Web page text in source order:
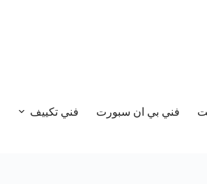
فني بي ان سبورت فني تكييف